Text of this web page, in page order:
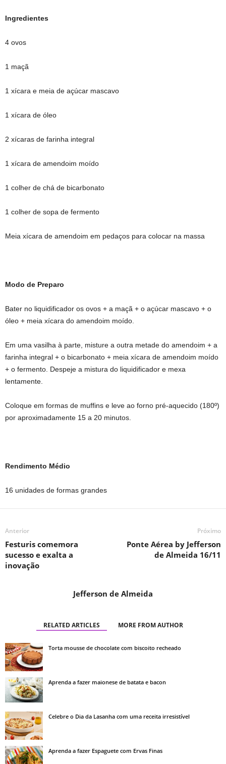
Ingredientes
4 ovos
1 maçã
1 xícara e meia de açúcar mascavo
1 xícara de óleo
2 xícaras de farinha integral
1 xícara de amendoim moído
1 colher de chá de bicarbonato
1 colher de sopa de fermento
Meia xícara de amendoim em pedaços para colocar na massa
Modo de Preparo
Bater no liquidificador os ovos + a maçã + o açúcar mascavo + o
óleo + meia xícara do amendoim moído.
Em uma vasilha à parte, misture a outra metade do amendoim + a
farinha integral + o bicarbonato + meia xícara de amendoim moído
+ o fermento. Despeje a mistura do liquidificador e mexa
lentamente.
Coloque em formas de muffins e leve ao forno pré-aquecido (180º)
por aproximadamente 15 a 20 minutos.
Rendimento Médio
16 unidades de formas grandes
Anterior
Festuris comemora
sucesso e exalta a
inovação
Próximo
Ponte Aérea by Jefferson
de Almeida 16/11
Jefferson de Almeida
RELATED ARTICLES MORE FROM AUTHOR
Torta mousse de chocolate com biscoito recheado
Aprenda a fazer maionese de batata e bacon
Celebre o Dia da Lasanha com uma receita irresistível
Aprenda a fazer Espaguete com Ervas Finas